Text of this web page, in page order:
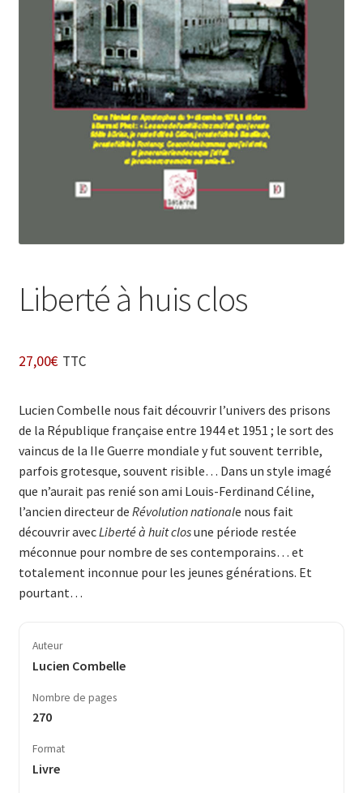
Login Customizer
Newsletter
Nous Contacter
Panier
Politique de confidentialité et cookies
Qui sommes-nous ?
Soutien à Philippe Randa
Liberté à huis clos
27,00€ TTC
Lucien Combelle nous fait découvrir l’univers des prisons
de la Répu­­blique française entre 1944 et 1951 ; le sort des
vaincus de la IIe Guerre mondiale y fut souvent terrible,
parfois grotesque, souvent risible… Dans un style imagé
que n’aurait pas renié son ami Louis-Ferdinand Céline,
l’ancien directeur de Révolution nationale nous fait
découvrir avecLiberté à huit closune période restée
méconnue pour nombre de ses con­temporains… et
totalement inconnue pour les jeunes générations. Et
pourtant…
Auteur
Lucien Combelle
Nombre de pages
270
Format
Livre